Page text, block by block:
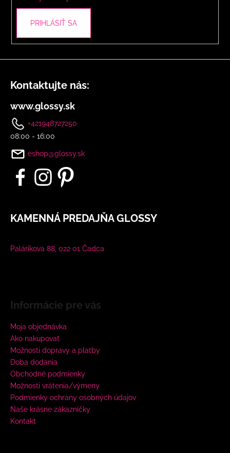
PRIHLÁSIŤ SA
Kontaktujte nás:
www.glossy.sk
+421948727250
08:00 - 16:00
eshop@glossy.sk
KAMENNÁ PREDAJŇA GLOSSY
Palárikova 88, 022 01 Čadca
Informácie pre vás
Moja objednávka
Ako nakupovať
Možnosti dopravy a platby
Doba dodania
Obchodné podmienky
Možnosti vrátenia/výmeny
Podmienky ochrany osobných údajov
Naše krásne zákazníčky
Kontakt